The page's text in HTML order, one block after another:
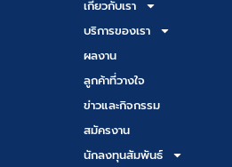
เกี่ยวกับเรา
บริการของเรา
ผลงาน
ลูกค้าที่วางใจ
ข่าวและกิจกรรม
สมัครงาน
นักลงทุนสัมพันธ์